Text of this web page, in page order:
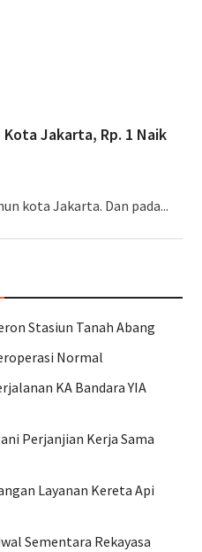
Jakarta, Rp. 1 Naik
kota Jakarta. Dan pada...
Stasiun Tanah Abang
Normal
KA Bandara YIA
Perjanjian Kerja Sama
Layanan Kereta Api
Sementara Rekayasa